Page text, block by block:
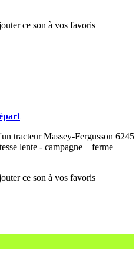
tracteur Massey-Fergusson 6245
lente - campagne – ferme